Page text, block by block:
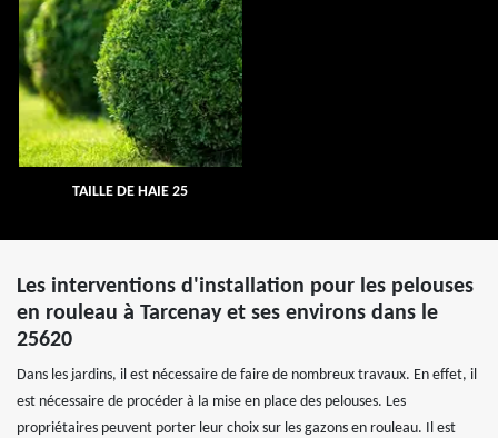
TAILLE DE HAIE 25
Les interventions d'installation pour les pelouses
en rouleau à Tarcenay et ses environs dans le
25620
Dans les jardins, il est nécessaire de faire de nombreux travaux. En effet, il
est nécessaire de procéder à la mise en place des pelouses. Les
propriétaires peuvent porter leur choix sur les gazons en rouleau. Il est